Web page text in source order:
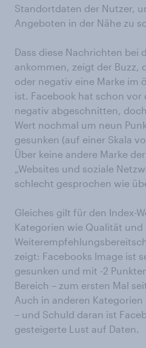
Standortdaten der Nutzer,
Angeboten in der Nähe zu
Dass diese Nachrichten bei
ankommen, zeigt der Buzz,
oder negativ eine Marke im
ist. Facebook hat schon vor
negativ abgeschnitten,
Wert nochmal um neun
gesunken (auf einer Skala
Über keine andere Marke
„Websites und soziale
schlecht gesprochen wie
Gleiches gilt für den Index-
Kategorien wie Qualität und
zeigt: Facebooks Image ist
gesunken und mit -2
Bereich – zum ersten Mal
Auch in anderen
– und Schuld daran ist
gesteigerte Lust auf Daten.